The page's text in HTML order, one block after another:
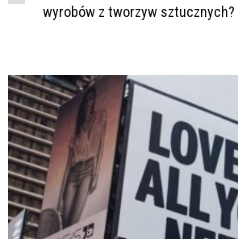
wyrobów z tworzyw sztucznych?